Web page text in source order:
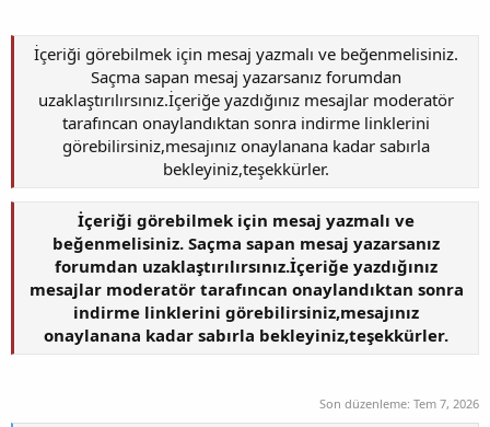
İçeriği görebilmek için mesaj yazmalı ve beğenmelisiniz.
Saçma sapan mesaj yazarsanız forumdan
uzaklaştırılırsınız.İçeriğe yazdığınız mesajlar moderatör
tarafıncan onaylandıktan sonra indirme linklerini
görebilirsiniz,mesajınız onaylanana kadar sabırla
bekleyiniz,teşekkürler.
İçeriği görebilmek için mesaj yazmalı ve
beğenmelisiniz. Saçma sapan mesaj yazarsanız
forumdan uzaklaştırılırsınız.İçeriğe yazdığınız
mesajlar moderatör tarafıncan onaylandıktan sonra
indirme linklerini görebilirsiniz,mesajınız
onaylanana kadar sabırla bekleyiniz,teşekkürler.
Son düzenleme: Tem 7, 2026